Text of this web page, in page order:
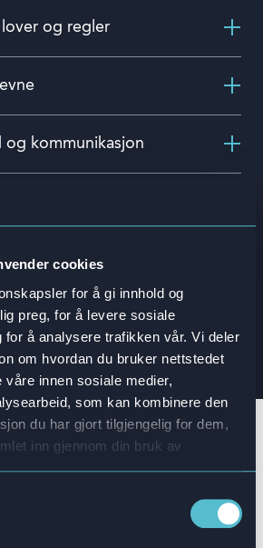
cookies
for å gi innhold og
preg, for å levere sosiale
for å analysere trafikken vår. Vi deler
om hvordan du bruker nettstedet
våre innen sosiale medier,
som kan kombinere den
du har gjort tilgjengelig for dem,
inn gjennom din bruk av
og regler
og kommunikasjon
Book en demo
gamification og
forbedre
din?